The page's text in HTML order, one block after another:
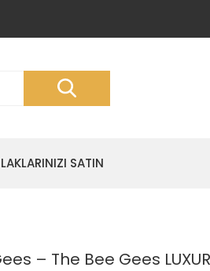
SATIN
– The Bee Gees